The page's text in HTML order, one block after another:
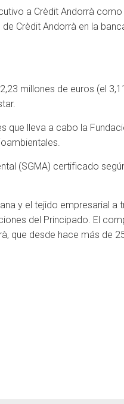
a Crèdit Andorrà
Crèdit Andorrà en la
millones de euros (el
lleva a cabo la
(SGMA) certificado
y el tejido empresarial a
del Principado. El
que desde hace más de